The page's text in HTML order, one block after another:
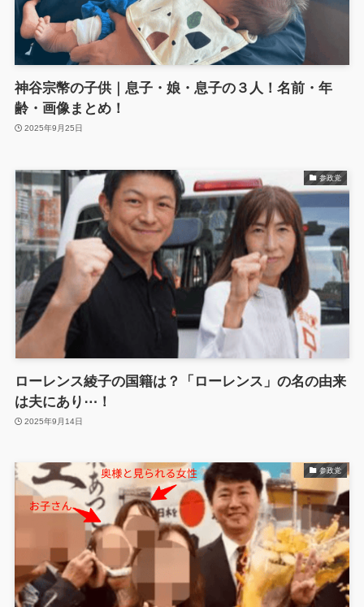
神谷宗幣の子供｜息子・娘・息子の３人！名前・年
齢・画像まとめ！
2025年9月25日
参政党
ローレンス綾子の国籍は？「ローレンス」の名の由来
は夫にあり⋯！
2025年9月14日
参政党